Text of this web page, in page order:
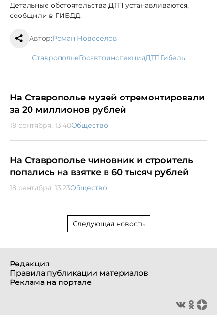
Детальные обстоятельства ДТП устанавливаются,
сообщили в ГИБДД.
Автор:Роман Новоселов
Ставрополье госавтоинспекция ДТП гибель
На Ставрополье музей отремонтировали
за 20 миллионов рублей
18 сентября, 13:40Общество
На Ставрополье чиновник и строитель
попались на взятке в 60 тысяч рублей
18 сентября, 13:23Общество
Следующая новость
Редакция
Правила публикации материалов
Реклама на портале